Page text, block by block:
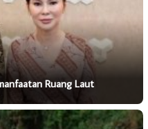
Ruang Laut